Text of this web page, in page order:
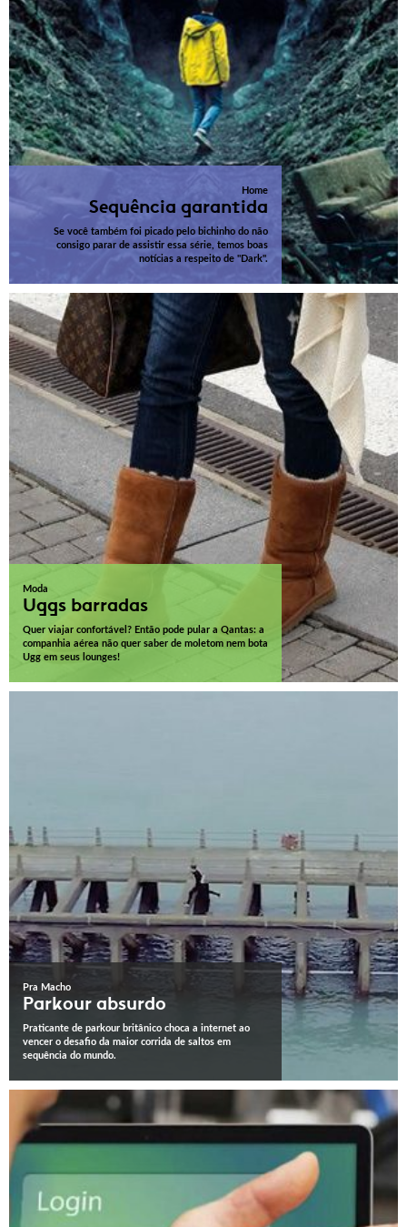
Home
Sequência garantida
Se você também foi picado pelo bichinho do não
consigo parar de assistir essa série, temos boas
notícias a respeito de "Dark".
Moda
Uggs barradas
Quer viajar confortável? Então pode pular a Qantas: a
companhia aérea não quer saber de moletom nem bota
Ugg em seus lounges!
Pra Macho
Parkour absurdo
Praticante de parkour britânico choca a internet ao
vencer o desafio da maior corrida de saltos em
sequência do mundo.